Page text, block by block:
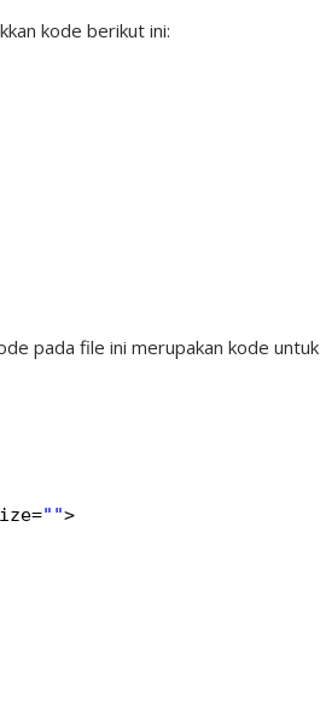
kode berikut ini:
pada file ini merupakan kode untuk
"">